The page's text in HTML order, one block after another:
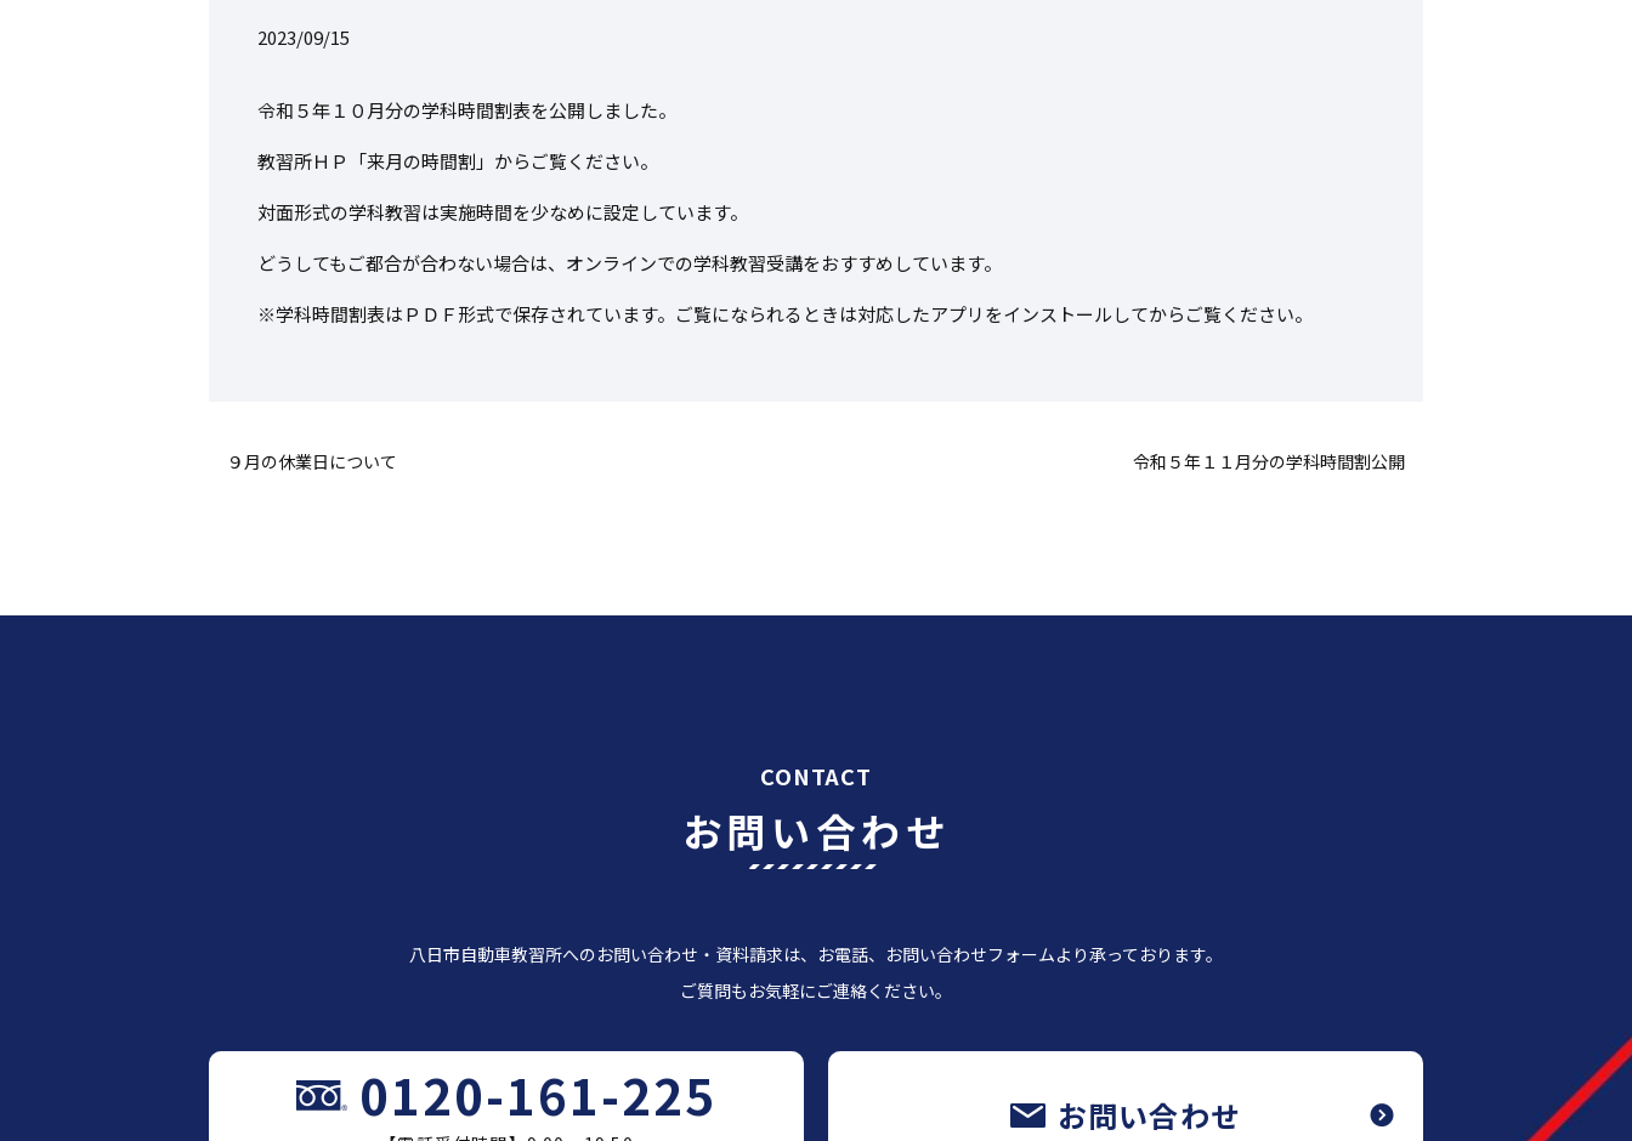
2023/09/15
令和５年１０月分の学科時間割表を公開しました。
教習所ＨＰ「来月の時間割」からご覧ください。
対面形式の学科教習は実施時間を少なめに設定しています。
どうしてもご都合が合わない場合は、オンラインでの学科教習受講をおすすめしています。
※学科時間割表はＰＤＦ形式で保存されています。ご覧になられるときは対応したアプリをインストールしてからご覧ください。
９月の休業日について 令和５年１１月分の学科時間割公開
CONTACT
お問い合わせ
八日市自動車教習所へのお問い合わせ・資料請求は、お電話、お問い合わせフォームより承っております。
ご質問もお気軽にご連絡ください。
0120-161-225 お問い合わせ